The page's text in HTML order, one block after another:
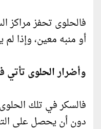
فالحلوى تحفز مراكز
أو منبه معين، وإذا
وأضرار الحلوى
فالسكر في تلك
دون أن يحصل على